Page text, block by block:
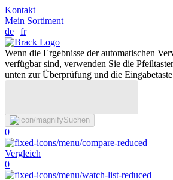
Kontakt
Mein Sortiment
de | fr
Wenn die Ergebnisse der automatischen
verfügbar sind, verwenden Sie die
unten zur Überprüfung und die
Suchen
0
Vergleich
0